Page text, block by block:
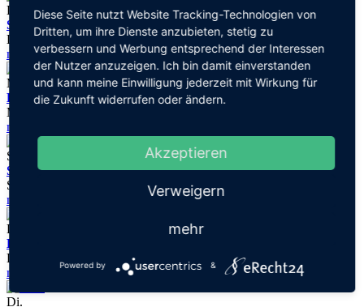
Do.
Spieleabend
Donnerstag 03.09.26
mehr Details
Mi.
Billard in Müllheim
Mittwoch 09.09.26
mehr Details
So.
Steinwasenpark
Sonntag 13.09.26
mehr Details
Do.
Disco
Donnerstag 17.09.26
mehr Details
Di.
Diese Seite nutzt Website Tracking-Technologien von
Dritten, um ihre Dienste anzubieten, stetig zu
verbessern und Werbung entsprechend der Interessen
der Nutzer anzuzeigen. Ich bin damit einverstanden
und kann meine Einwilligung jederzeit mit Wirkung für
die Zukunft widerrufen oder ändern.
Akzeptieren
Verweigern
mehr
Powered by &